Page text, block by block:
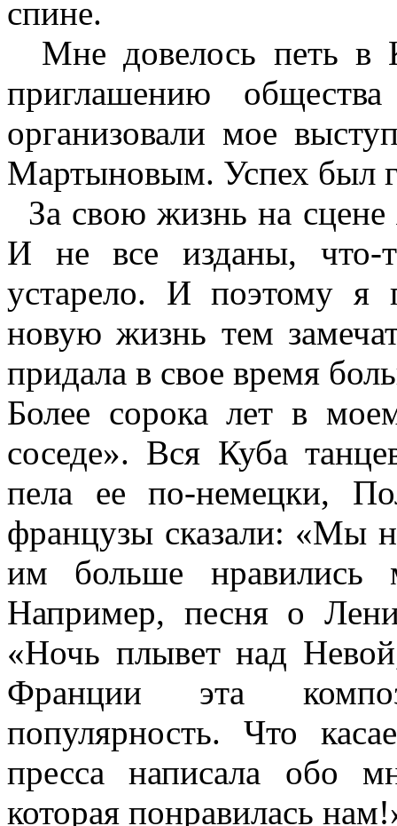
спине.
Мне довелось петь в
приглашению общества
организовали мое
Мартыновым. Успех был
За свою жизнь на сцене
И не все изданы, что-
устарело. И поэтому я
новую жизнь тем
придала в свое время
Более сорока лет в
соседе». Вся Куба
пела ее по-немецки,
французы сказали: «Мы
им больше
Например, песня о
«Ночь плывет над
Франции эта
популярность. Что
пресса написала обо
которая понравилась